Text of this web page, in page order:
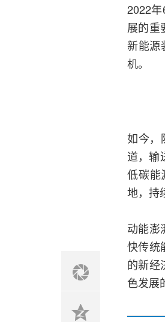
2022
展的重
新能源
机。
如今，
道，输
低碳能
地，持
动能澎
快传统
的新经
色发展